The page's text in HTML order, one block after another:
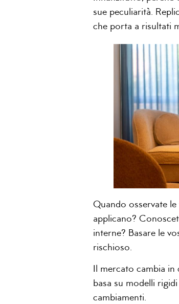
sue peculiarità.
che porta a risultati
Quando osservate
applicano?
interne? Basare le
rischioso.
Il mercato cambia in
basa su modelli
cambiamenti.